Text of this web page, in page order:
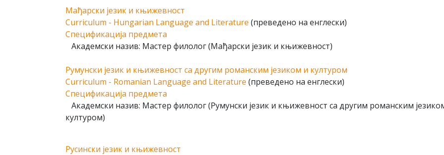
Мађарски језик и књижевност
Curriculum - Hungarian Language and Literature (преведено на енглески)
Спецификација предмета
Академски назив: Мастер филолог (Мађарски језик и књижевност)
Румунски језик и књижевност са другим романским језиком и културом
Curriculum - Romanian Language and Literature (преведено на енглески)
Спецификација предмета
Академски назив: Мастер филолог (Румунски језик и књижевност са другим романским
културом)
Русински језик и књижевност